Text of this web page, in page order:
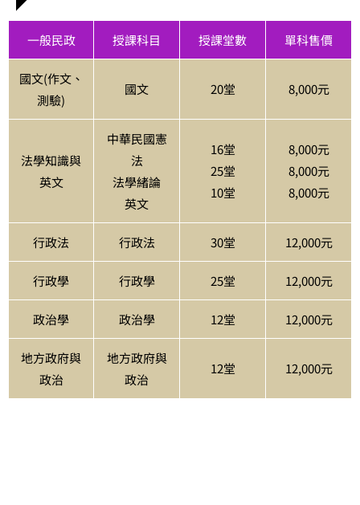
一般民政 授課科目 授課堂數 單科售價
國文(作文、
測驗)
國文 20堂 8,000元
法學知識與
英文
中華民國憲
法
法學緒論
英文
16堂
25堂
10堂
8,000元
8,000元
8,000元
行政法 行政法 30堂 12,000元
行政學 行政學 25堂 12,000元
政治學 政治學 12堂 12,000元
地方政府與
政治
地方政府與
政治
12堂 12,000元